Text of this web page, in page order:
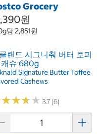
Grocery
원
당 2,851원
랜드 시그니춰 버터 토피
캐슈 680g
Signature Butter Toffee
Cashews
★★★★
★★★★ 3.7 (6)